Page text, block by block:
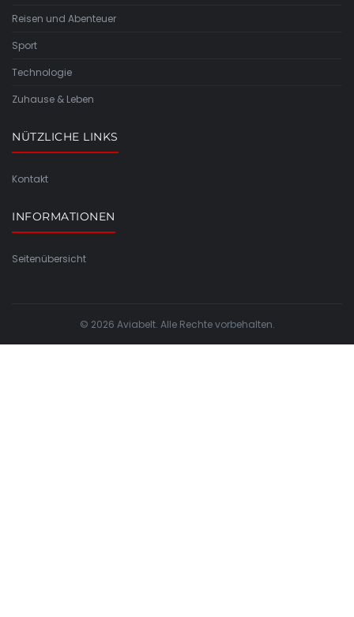
Reisen und Abenteuer
Sport
Technologie
Zuhause & Leben
NÜTZLICHE LINKS
Kontakt
INFORMATIONEN
Seitenübersicht
© 2026 Aviabelt. Alle Rechte vorbehalten.